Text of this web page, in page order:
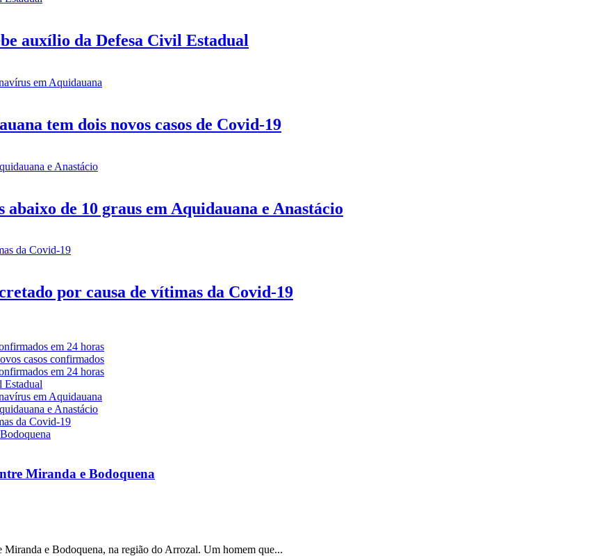
auxílio da Defesa Civil Estadual
tem dois novos casos de Covid-19
de 10 graus em Aquidauana e Anastácio
por causa de vítimas da Covid-19
Miranda e Bodoquena
e Bodoquena, na região do Arrozal. Um homem que...